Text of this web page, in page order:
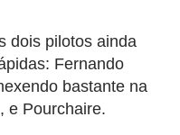
dois pilotos ainda
Fernando
bastante na
e Pourchaire.